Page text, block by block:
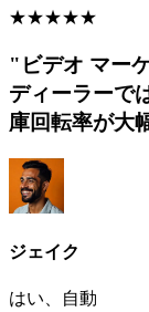
でしょうか?
今日の競争の激
力的で魅力的な
です。これらの
り、ストーリー
んでいるかを示